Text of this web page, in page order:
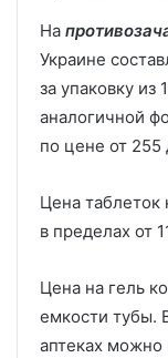
На
Украине
за упаковку из
аналогичной
по цене от 255
Цена таблеток
в пределах от
Цена на гель
емкости тубы.
аптеках можно